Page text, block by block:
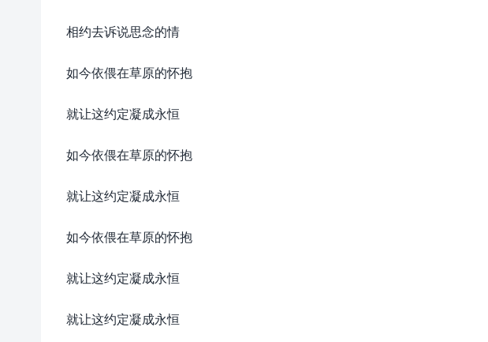
相约去诉说思念的情
如今依偎在草原的怀抱
就让这约定凝成永恒
如今依偎在草原的怀抱
就让这约定凝成永恒
如今依偎在草原的怀抱
就让这约定凝成永恒
就让这约定凝成永恒